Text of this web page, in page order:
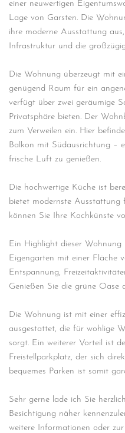
einer neuwertigen
Lage von Garsten. Die
ihre moderne Ausstattung
Infrastruktur und die
Die Wohnung überzeugt mit
genügend Raum für ein
verfügt über zwei geräumige
Privatsphäre bieten. Der
zum Verweilen ein. Hier
Balkon mit Südausrichtung –
frische Luft zu genießen.
Die hochwertige Küche ist
bietet modernste Ausstattung
können Sie Ihre Kochkünste
Ein Highlight dieser Wohnung
Eigengarten mit einer Fläche
Entspannung,
Genießen Sie die grüne Oase
Die Wohnung ist mit einer
ausgestattet, die für wohlige
sorgt. Ein weiterer Vorteil ist
Freistellparkplatz, der sich
bequemes Parken ist somit
Sehr gerne lade ich Sie
Besichtigung näher
weitere Informationen oder